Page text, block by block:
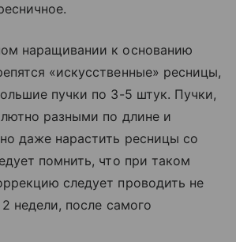
наращивании к основанию
«искусственные» ресницы,
пучки по 3-5 штук. Пучки,
разными по длине и
даже нарастить ресницы со
помнить, что при таком
следует проводить не
недели, после самого